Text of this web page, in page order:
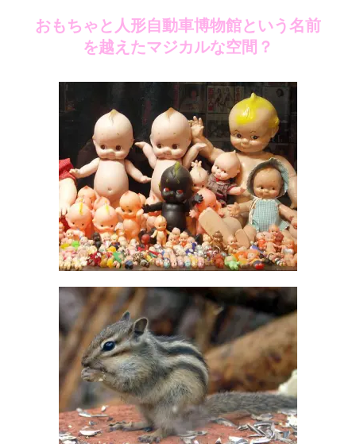
おもちゃと人形自動車博物館という名前
を越えたマジカルな空間？